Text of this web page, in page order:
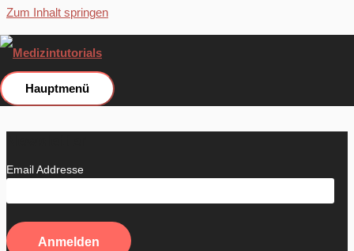
Zum Inhalt springen
Hauptmenü
Die Bezahlung ist leider fehlgeschlagen.
Bitte starte einen neuen Versuch.
Email Addresse